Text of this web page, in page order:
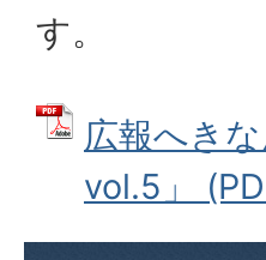
す。
広報へき
vol.5」